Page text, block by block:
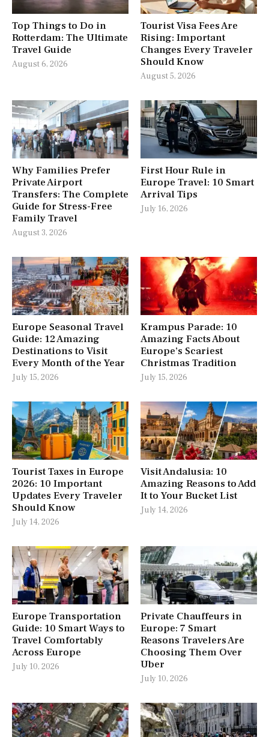
Top Things to Do in
Rotterdam: The Ultimate
Travel Guide
August 6, 2026
Tourist Visa Fees Are
Rising: Important
Changes Every Traveler
Should Know
August 5, 2026
Why Families Prefer
Private Airport
Transfers: The Complete
Guide for Stress-Free
Family Travel
August 3, 2026
First Hour Rule in
Europe Travel: 10 Smart
Arrival Tips
July 16, 2026
Europe Seasonal Travel
Guide: 12 Amazing
Destinations to Visit
Every Month of the Year
July 15, 2026
Krampus Parade: 10
Amazing Facts About
Europe’s Scariest
Christmas Tradition
July 15, 2026
Tourist Taxes in Europe
2026: 10 Important
Updates Every Traveler
Should Know
July 14, 2026
Visit Andalusia: 10
Amazing Reasons to Add
It to Your Bucket List
July 14, 2026
Europe Transportation
Guide: 10 Smart Ways to
Travel Comfortably
Across Europe
July 10, 2026
Private Chauffeurs in
Europe: 7 Smart
Reasons Travelers Are
Choosing Them Over
Uber
July 10, 2026